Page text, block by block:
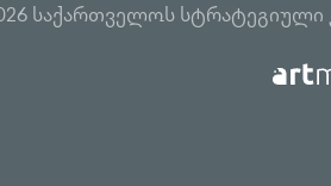
საქართველოს სტრატეგიული